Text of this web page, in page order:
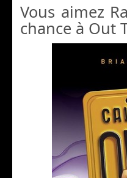
Vous aimez
chance à Out